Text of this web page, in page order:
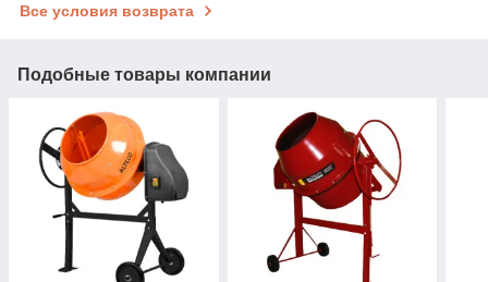
Все условия возврата
Подобные товары компании